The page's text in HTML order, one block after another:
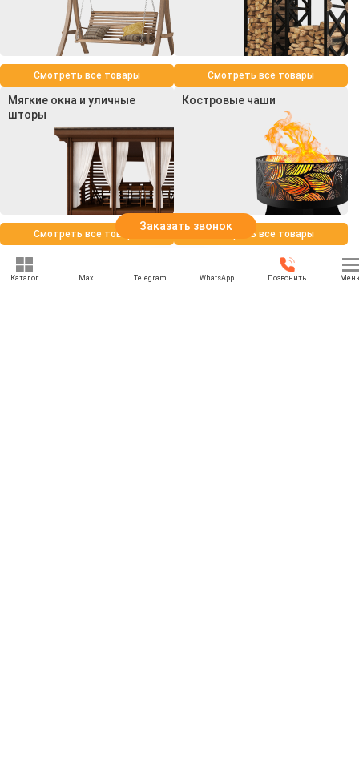
Смотреть все товары Смотреть все товары
Мягкие окна и уличные
шторы
Смотреть все товары
Костровые чаши
Смотреть все товары
Заказать звонок
Каталог Max Telegram WhatsApp Позвонить